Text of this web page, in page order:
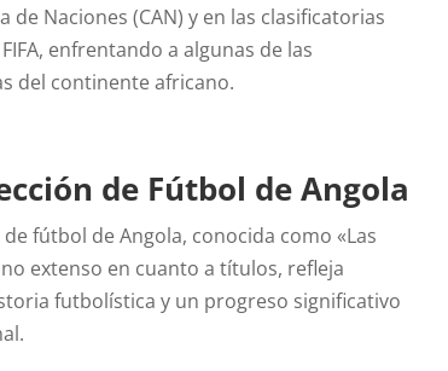
de Naciones (CAN) y en las clasificatorias
enfrentando a algunas de las
del continente africano.
de Fútbol de Angola
fútbol de Angola, conocida como «Las
extenso en cuanto a títulos, refleja
futbolística y un progreso significativo